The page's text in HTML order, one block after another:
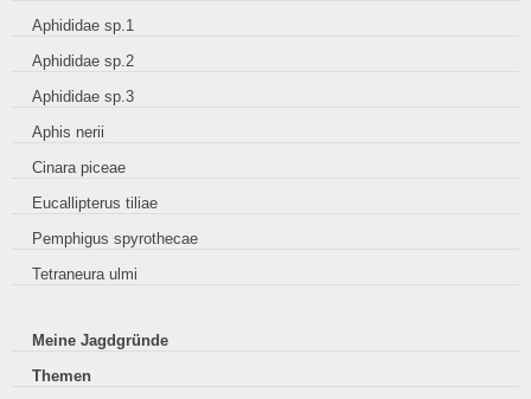
Aphididae sp.1
Aphididae sp.2
Aphididae sp.3
Aphis nerii
Cinara piceae
Eucallipterus tiliae
Pemphigus spyrothecae
Tetraneura ulmi
Meine Jagdgründe
Themen